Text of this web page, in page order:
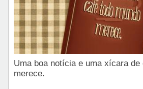
Uma boa notícia e uma xícara de
merece.